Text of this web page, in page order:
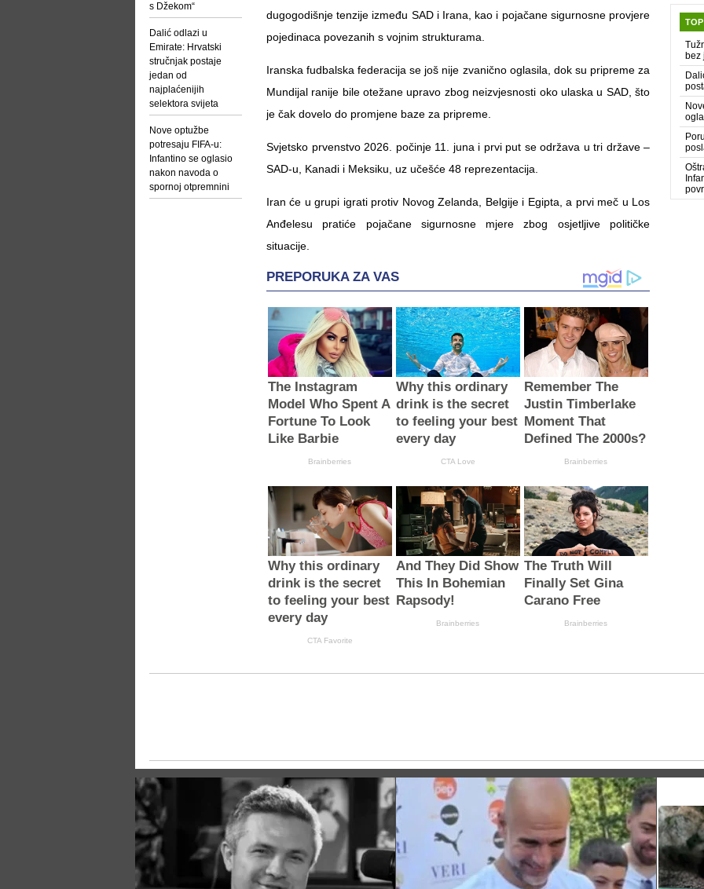
s Džekom“
Dalić odlazi u
Emirate: Hrvatski
stručnjak postaje
jedan od
najplaćenijih
selektora svijeta
Nove optužbe
potresaju FIFA-u:
Infantino se oglasio
nakon navoda o
spornoj otpremnini
dugogodišnje tenzije između SAD i Irana, kao i pojačane sigurnosne provjere
pojedinaca povezanih s vojnim strukturama.
Iranska fudbalska federacija se još nije zvanično oglasila, dok su pripreme za
Mundijal ranije bile otežane upravo zbog neizvjesnosti oko ulaska u SAD, što
je čak dovelo do promjene baze za pripreme.
Svjetsko prvenstvo 2026. počinje 11. juna i prvi put se održava u tri države –
SAD-u, Kanadi i Meksiku, uz učešće 48 reprezentacija.
Iran će u grupi igrati protiv Novog Zelanda, Belgije i Egipta, a prvi meč u Los
Anđelesu pratiće pojačane sigurnosne mjere zbog osjetljive političke
situacije.
bez